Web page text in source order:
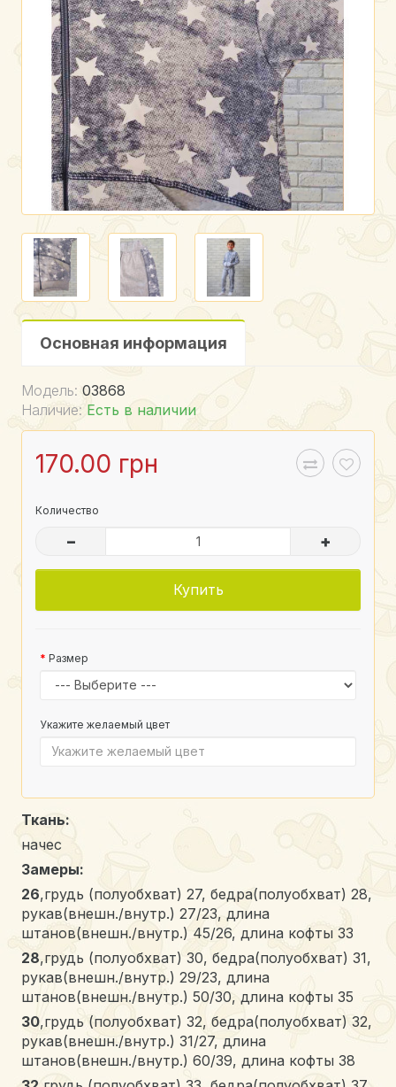
Основная информация
Модель: 03868
Наличие: Есть в наличии
170.00 грн
Количество
– +
Купить
Размер
Укажите желаемый цвет
Ткань:
начес
Замеры:
26,грудь (полуобхват) 27, бедра(полуобхват) 28,
рукав(внешн./внутр.) 27/23, длина
штанов(внешн./внутр.) 45/26, длина кофты 33
28,грудь (полуобхват) 30, бедра(полуобхват) 31,
рукав(внешн./внутр.) 29/23, длина
штанов(внешн./внутр.) 50/30, длина кофты 35
30,грудь (полуобхват) 32, бедра(полуобхват) 32,
рукав(внешн./внутр.) 31/27, длина
штанов(внешн./внутр.) 60/39, длина кофты 38